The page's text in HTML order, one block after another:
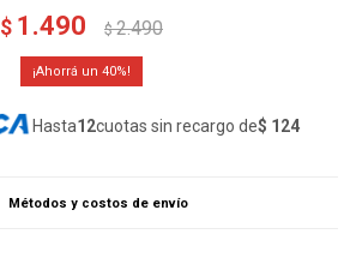
$ 1.490 $ 2.490
40
Hasta12cuotas sin recargo de$ 124
Métodos y costos de envío